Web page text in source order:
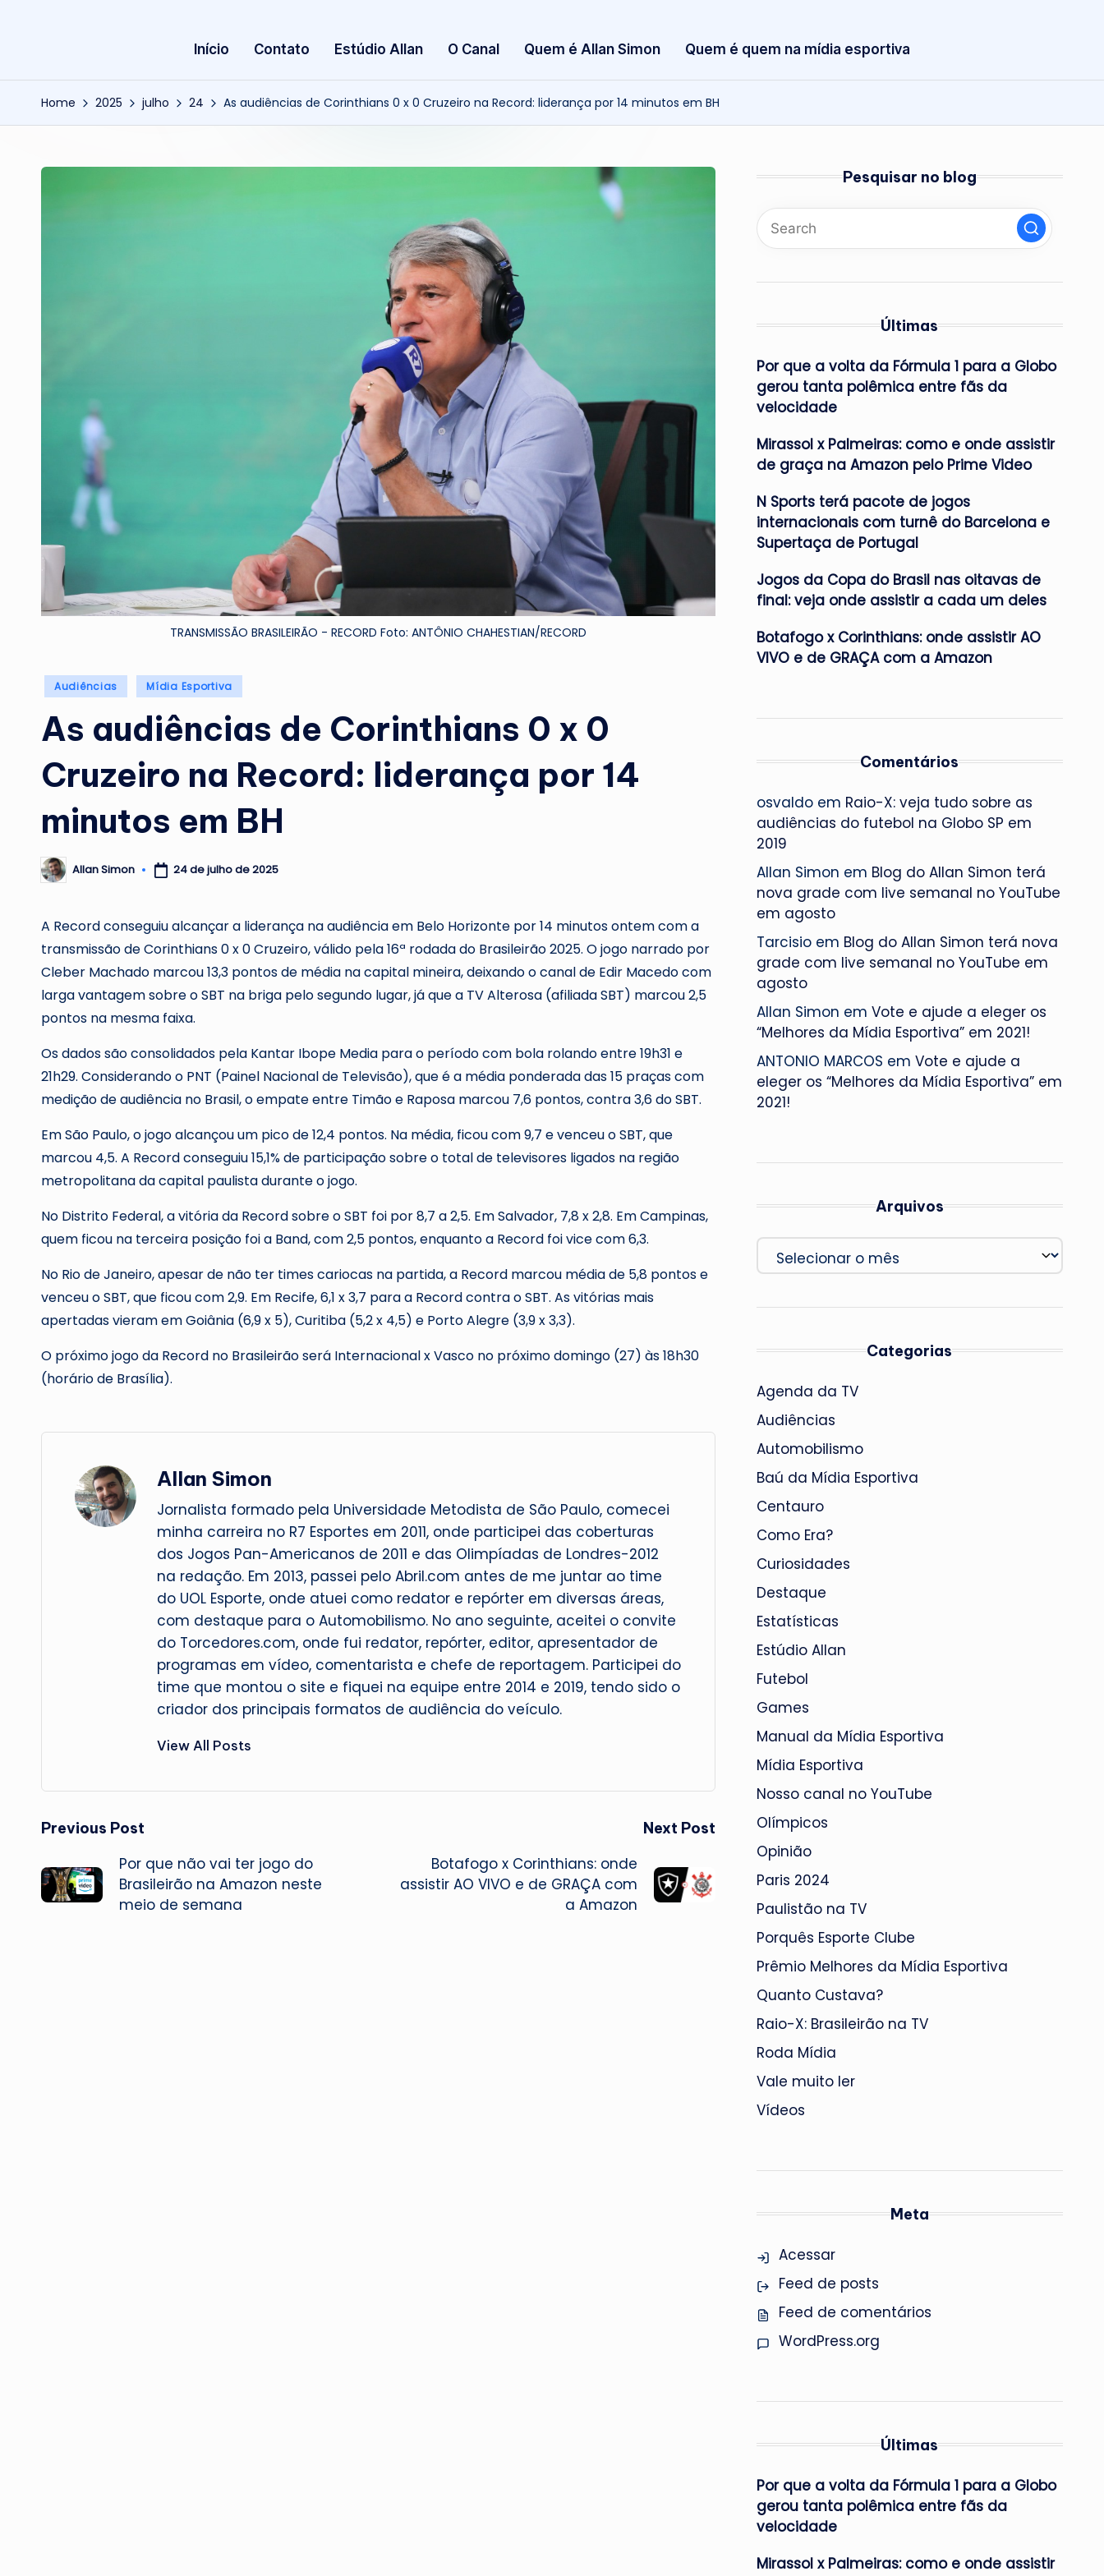
i
m
o
n
Início Contato Estúdio Allan O Canal Quem é Allan Simon Quem é quem na mídia esportiva
Home 2025 julho 24 As audiências de Corinthians 0 x 0 Cruzeiro na Record: liderança por 14 minutos em BH
TRANSMISSÃO BRASILEIRÃO - RECORD Foto: ANTÔNIO CHAHESTIAN/RECORD
Posted
Audiências Mídia Esportiva
As audiências de Corinthians 0 x 0
Cruzeiro na Record: liderança por 14
minutos em BH
Posted
by
Allan Simon 24 de julho de 2025
A Record conseguiu alcançar a liderança na audiência em Belo Horizonte por 14 minutos ontem com a
transmissão de Corinthians 0 x 0 Cruzeiro, válido pela 16ª rodada do Brasileirão 2025. O jogo narrado por
Cleber Machado marcou 13,3 pontos de média na capital mineira, deixando o canal de Edir Macedo com
larga vantagem sobre o SBT na briga pelo segundo lugar, já que a TV Alterosa (afiliada SBT) marcou 2,5
pontos na mesma faixa.
Os dados são consolidados pela Kantar Ibope Media para o período com bola rolando entre 19h31 e
21h29. Considerando o PNT (Painel Nacional de Televisão), que é a média ponderada das 15 praças com
medição de audiência no Brasil, o empate entre Timão e Raposa marcou 7,6 pontos, contra 3,6 do SBT.
Em São Paulo, o jogo alcançou um pico de 12,4 pontos. Na média, ficou com 9,7 e venceu o SBT, que
marcou 4,5. A Record conseguiu 15,1% de participação sobre o total de televisores ligados na região
metropolitana da capital paulista durante o jogo.
No Distrito Federal, a vitória da Record sobre o SBT foi por 8,7 a 2,5. Em Salvador, 7,8 x 2,8. Em Campinas,
quem ficou na terceira posição foi a Band, com 2,5 pontos, enquanto a Record foi vice com 6,3.
No Rio de Janeiro, apesar de não ter times cariocas na partida, a Record marcou média de 5,8 pontos e
venceu o SBT, que ficou com 2,9. Em Recife, 6,1 x 3,7 para a Record contra o SBT. As vitórias mais
apertadas vieram em Goiânia (6,9 x 5), Curitiba (5,2 x 4,5) e Porto Alegre (3,9 x 3,3).
O próximo jogo da Record no Brasileirão será Internacional x Vasco no próximo domingo (27) às 18h30
(horário de Brasília).
Allan Simon
Jornalista formado pela Universidade Metodista de São Paulo, comecei
minha carreira no R7 Esportes em 2011, onde participei das coberturas
dos Jogos Pan-Americanos de 2011 e das Olimpíadas de Londres-2012
na redação. Em 2013, passei pelo Abril.com antes de me juntar ao time
do UOL Esporte, onde atuei como redator e repórter em diversas áreas,
com destaque para o Automobilismo. No ano seguinte, aceitei o convite
do Torcedores.com, onde fui redator, repórter, editor, apresentador de
programas em vídeo, comentarista e chefe de reportagem. Participei do
time que montou o site e fiquei na equipe entre 2014 e 2019, tendo sido o
criador dos principais formatos de audiência do veículo.
View All Posts
Post
navigation
Previous Post
Por que não vai ter jogo do
Brasileirão na Amazon neste
meio de semana
Next Post
Botafogo x Corinthians: onde
assistir AO VIVO e de GRAÇA com
a Amazon
Pesquisar no blog
Últimas
Por que a volta da Fórmula 1 para a Globo
gerou tanta polêmica entre fãs da
velocidade
Mirassol x Palmeiras: como e onde assistir
de graça na Amazon pelo Prime Video
N Sports terá pacote de jogos
internacionais com turnê do Barcelona e
Supertaça de Portugal
Jogos da Copa do Brasil nas oitavas de
final: veja onde assistir a cada um deles
Botafogo x Corinthians: onde assistir AO
VIVO e de GRAÇA com a Amazon
Comentários
osvaldoem Raio-X: veja tudo sobre as
audiências do futebol na Globo SP em
2019
Allan Simon em Blog do Allan Simon terá
nova grade com live semanal no YouTube
em agosto
Tarcisioem Blog do Allan Simon terá nova
grade com live semanal no YouTube em
agosto
Allan Simon em Vote e ajude a eleger os
“Melhores da Mídia Esportiva” em 2021!
ANTONIO MARCOS em Vote e ajude a
eleger os “Melhores da Mídia Esportiva” em
2021!
Arquivos
Arquivos
Categorias
Agenda da TV
Audiências
Automobilismo
Baú da Mídia Esportiva
Centauro
Como Era?
Curiosidades
Destaque
Estatísticas
Estúdio Allan
Futebol
Games
Manual da Mídia Esportiva
Mídia Esportiva
Nosso canal no YouTube
Olímpicos
Opinião
Paris 2024
Paulistão na TV
Porquês Esporte Clube
Prêmio Melhores da Mídia Esportiva
Quanto Custava?
Raio-X: Brasileirão na TV
Roda Mídia
Vale muito ler
Vídeos
Meta
Acessar
Feed de posts
Feed de comentários
WordPress.org
Últimas
Por que a volta da Fórmula 1 para a Globo
gerou tanta polêmica entre fãs da
velocidade
Mirassol x Palmeiras: como e onde assistir